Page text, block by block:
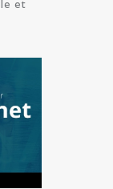
et